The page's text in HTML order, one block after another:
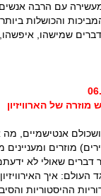
עם הרבה
והכושלות
דברים שמישהו,
של הארוויזיון
אנטישמיים, מה
מוזרים
דברים שאולי לא
העולם: איך
ההיסטוריות